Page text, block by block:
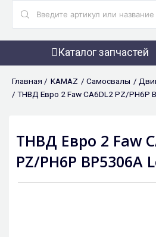
Каталог запчастей
Главная / KAMAZ / Самосвалы /
/ ТНВД Евро 2 Faw CA6DL2 PZ/PH6P
ТНВД Евро 2 Faw
PZ/PH6P BP5306A